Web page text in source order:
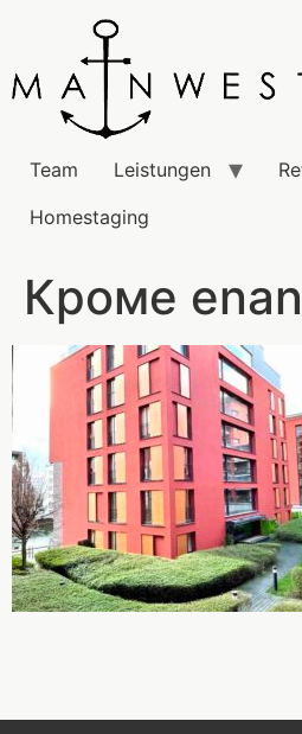
Team Leistungen
Homestaging
Кроме